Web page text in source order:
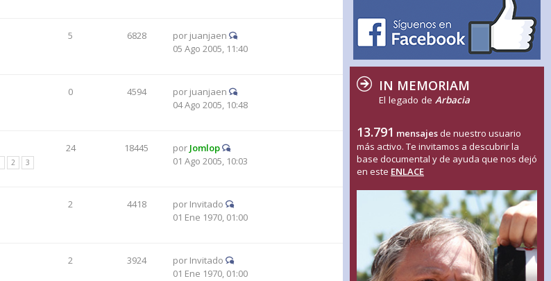
5 6828 por juanjaen
05 Ago 2005, 11:40
0 4594 por juanjaen
04 Ago 2005, 10:48
2 3
24 18445 por Jomlop
01 Ago 2005, 10:03
2 4418 por Invitado
01 Ene 1970, 01:00
2 3924 por Invitado
01 Ene 1970, 01:00
IN MEMORIAM
El legado de Arbacia
13.791 mensajes de nuestro usuario
más activo. Te invitamos a descubrir la
base documental y de ayuda que nos dejó
en este ENLACE